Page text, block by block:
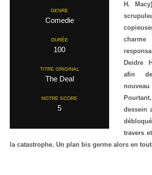
GENRE
Comedie
DURÉE
100
TITRE ORIGINAL
The Deal
NOTRE SCORE
5
H.
Deidre
afin
dessein
travers
la catastrophe. Un plan bis germe alors en